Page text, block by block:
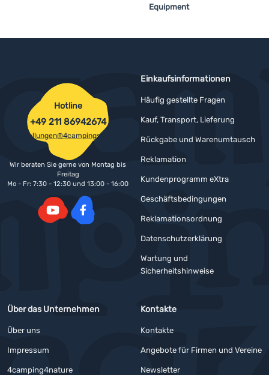
Equipment
Einkaufsinformationen
Häufig gestellte Fragen
Kauf, Transport, Lieferung
Rückgabe und Warenumtausch
Reklamation
Kundenprogramm eXtra
Geschäftsbedingungen
Reklamationsordnung
Datenschutzerklärung
Wartung und
Sicherheitshinweise
Über das Unternehmen
Über uns
Impressum
4camping4nature
Kontakte
Kontakte
Angebote für Firmen und Vereine
Newsletter
Hotline
+49 211 86942674
bestellungen@4campingshop.de
Wir beraten Sie gerne von Montag bis
Freitag
Mo - Fr: 7:30 - 12:30 und 13:00 - 16:00